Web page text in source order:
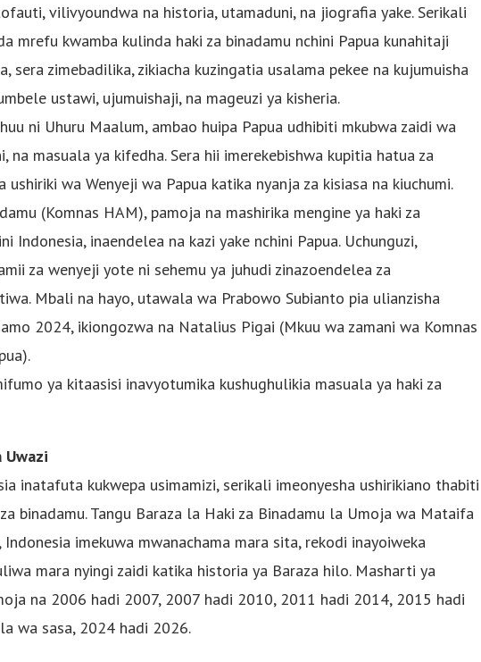
vilivyoundwa na historia, utamaduni, na jiografia yake. Serikali
mrefu kwamba kulinda haki za binadamu nchini Papua kunahitaji
sera zimebadilika, zikiacha kuzingatia usalama pekee na kujumuisha
ustawi, ujumuishaji, na mageuzi ya kisheria.
ni Uhuru Maalum, ambao huipa Papua udhibiti mkubwa zaidi wa
na masuala ya kifedha. Sera hii imerekebishwa kupitia hatua za
wa Wenyeji wa Papua katika nyanja za kisiasa na kiuchumi.
(Komnas HAM), pamoja na mashirika mengine ya haki za
Indonesia, inaendelea na kazi yake nchini Papua. Uchunguzi,
za wenyeji yote ni sehemu ya juhudi zinazoendelea za
Mbali na hayo, utawala wa Prabowo Subianto pia ulianzisha
2024, ikiongozwa na Natalius Pigai (Mkuu wa zamani wa Komnas
ya kitaasisi inavyotumika kushughulikia masuala ya haki za
inatafuta kukwepa usimamizi, serikali imeonyesha ushirikiano thabiti
binadamu. Tangu Baraza la Haki za Binadamu la Umoja wa Mataifa
imekuwa mwanachama mara sita, rekodi inayoiweka
mara nyingi zaidi katika historia ya Baraza hilo. Masharti ya
na 2006 hadi 2007, 2007 hadi 2010, 2011 hadi 2014, 2015 hadi
wa sasa, 2024 hadi 2026.